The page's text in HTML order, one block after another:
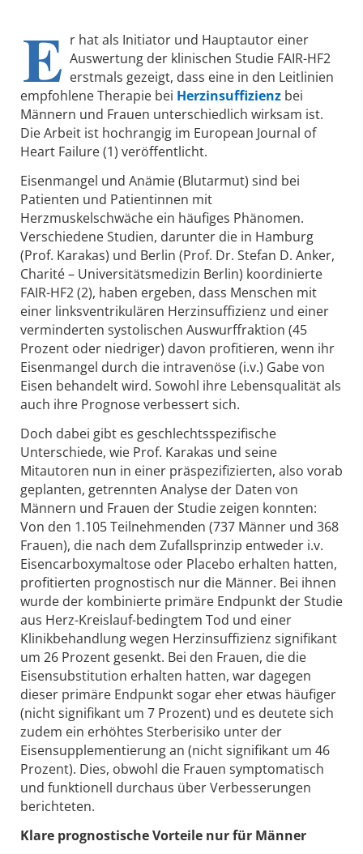
E r hat als Initiator und Hauptautor einer
Auswertung der klinischen Studie FAIR-HF2
erstmals gezeigt, dass eine in den Leitlinien
empfohlene Therapie bei Herzinsuffizienz bei
Männern und Frauen unterschiedlich wirksam ist.
Die Arbeit ist hochrangig im European Journal of
Heart Failure (1) veröffentlicht.
Eisenmangel und Anämie (Blutarmut) sind bei
Patienten und Patientinnen mit
Herzmuskelschwäche ein häufiges Phänomen.
Verschiedene Studien, darunter die in Hamburg
(Prof. Karakas) und Berlin (Prof. Dr. Stefan D. Anker,
Charité – Universitätsmedizin Berlin) koordinierte
FAIR-HF2 (2), haben ergeben, dass Menschen mit
einer linksventrikulären Herzinsuffizienz und einer
verminderten systolischen Auswurffraktion (45
Prozent oder niedriger) davon profitieren, wenn ihr
Eisenmangel durch die intravenöse (i.v.) Gabe von
Eisen behandelt wird. Sowohl ihre Lebensqualität als
auch ihre Prognose verbessert sich.
Doch dabei gibt es geschlechtsspezifische
Unterschiede, wie Prof. Karakas und seine
Mitautoren nun in einer präspezifizierten, also vorab
geplanten, getrennten Analyse der Daten von
Männern und Frauen der Studie zeigen konnten:
Von den 1.105 Teilnehmenden (737 Männer und 368
Frauen), die nach dem Zufallsprinzip entweder i.v.
Eisencarboxymaltose oder Placebo erhalten hatten,
profitierten prognostisch nur die Männer. Bei ihnen
wurde der kombinierte primäre Endpunkt der Studie
aus Herz-Kreislauf-bedingtem Tod und einer
Klinikbehandlung wegen Herzinsuffizienz signifikant
um 26 Prozent gesenkt. Bei den Frauen, die die
Eisensubstitution erhalten hatten, war dagegen
dieser primäre Endpunkt sogar eher etwas häufiger
(nicht signifikant um 7 Prozent) und es deutete sich
zudem ein erhöhtes Sterberisiko unter der
Eisensupplementierung an (nicht signifikant um 46
Prozent). Dies, obwohl die Frauen symptomatisch
und funktionell durchaus über Verbesserungen
berichteten.
Klare prognostische Vorteile nur für Männer